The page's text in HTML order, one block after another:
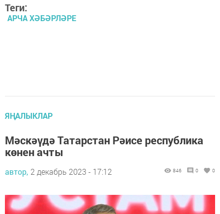
Теги:
АРЧА ХӘБӘРЛӘРЕ
ЯҢАЛЫКЛАР
Мәскәүдә Татарстан Рәисе республика
көнен ачты
автор, 2 декабрь 2023 - 17:12 846 0 0